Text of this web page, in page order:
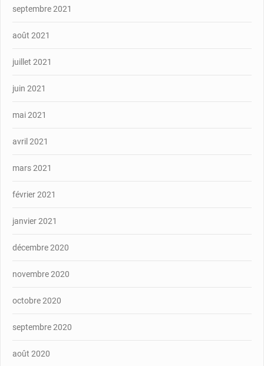
septembre 2021
août 2021
juillet 2021
juin 2021
mai 2021
avril 2021
mars 2021
février 2021
janvier 2021
décembre 2020
novembre 2020
octobre 2020
septembre 2020
août 2020